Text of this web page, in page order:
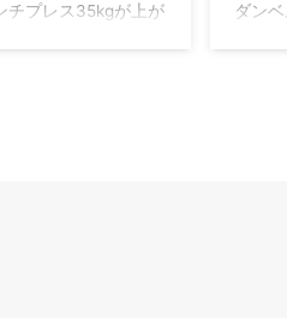
チプレス35kgが上が
ダン